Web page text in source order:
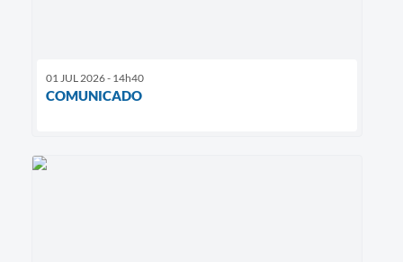
01 JUL 2026 - 14h40
COMUNICADO